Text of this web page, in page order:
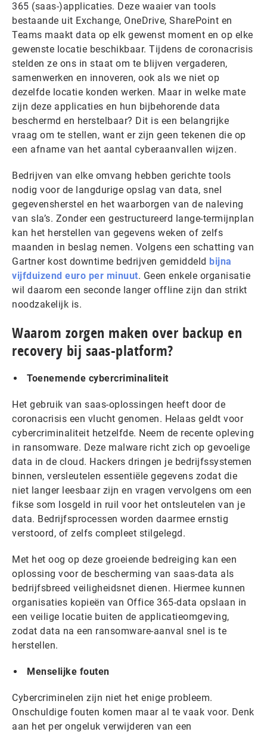
365 (saas-)applicaties. Deze waaier van tools
bestaande uit Exchange, OneDrive, SharePoint en
Teams maakt data op elk gewenst moment en op elke
gewenste locatie beschikbaar. Tijdens de coronacrisis
stelden ze ons in staat om te blijven vergaderen,
samenwerken en innoveren, ook als we niet op
dezelfde locatie konden werken. Maar in welke mate
zijn deze applicaties en hun bijbehorende data
beschermd en herstelbaar? Dit is een belangrijke
vraag om te stellen, want er zijn geen tekenen die op
een afname van het aantal cyberaanvallen wijzen.
Bedrijven van elke omvang hebben gerichte tools
nodig voor de langdurige opslag van data, snel
gegevensherstel en het waarborgen van de naleving
van sla’s. Zonder een gestructureerd lange-termijnplan
kan het herstellen van gegevens weken of zelfs
maanden in beslag nemen. Volgens een schatting van
Gartner kost downtime bedrijven gemiddeld bijna
vijfduizend euro per minuut. Geen enkele organisatie
wil daarom een seconde langer offline zijn dan strikt
noodzakelijk is.
Waarom zorgen maken over backup en
recovery bij saas-platform?
Toenemende cybercriminaliteit
Het gebruik van saas-oplossingen heeft door de
coronacrisis een vlucht genomen. Helaas geldt voor
cybercriminaliteit hetzelfde. Neem de recente opleving
in ransomware. Deze malware richt zich op gevoelige
data in de cloud. Hackers dringen je bedrijfssystemen
binnen, versleutelen essentiële gegevens zodat die
niet langer leesbaar zijn en vragen vervolgens om een
fikse som losgeld in ruil voor het ontsleutelen van je
data. Bedrijfsprocessen worden daarmee ernstig
verstoord, of zelfs compleet stilgelegd.
Met het oog op deze groeiende bedreiging kan een
oplossing voor de bescherming van saas-data als
bedrijfsbreed veiligheidsnet dienen. Hiermee kunnen
organisaties kopieën van Office 365-data opslaan in
een veilige locatie buiten de applicatieomgeving,
zodat data na een ransomware-aanval snel is te
herstellen.
Menselijke fouten
Cybercriminelen zijn niet het enige probleem.
Onschuldige fouten komen maar al te vaak voor. Denk
aan het per ongeluk verwijderen van een